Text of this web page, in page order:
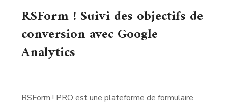
RSForm ! Suivi des objectifs de
conversion avec Google
Analytics
RSForm ! PRO est une plateforme de formulaire